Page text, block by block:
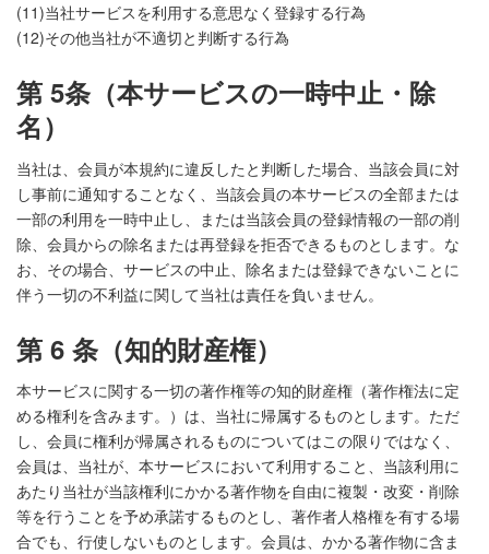
(11)当社サービスを利用する意思なく登録する行為
(12)その他当社が不適切と判断する行為
第 5条（本サービスの一時中止・除
名）
当社は、会員が本規約に違反したと判断した場合、当該会員に対
し事前に通知することなく、当該会員の本サービスの全部または
一部の利用を一時中止し、または当該会員の登録情報の一部の削
除、会員からの除名または再登録を拒否できるものとします。な
お、その場合、サービスの中止、除名または登録できないことに
伴う一切の不利益に関して当社は責任を負いません。
第 6 条（知的財産権）
本サービスに関する一切の著作権等の知的財産権（著作権法に定
める権利を含みます。）は、当社に帰属するものとします。ただ
し、会員に権利が帰属されるものについてはこの限りではなく、
会員は、当社が、本サービスにおいて利用すること、当該利用に
あたり当社が当該権利にかかる著作物を自由に複製・改変・削除
等を行うことを予め承諾するものとし、著作者人格権を有する場
合でも、行使しないものとします。会員は、かかる著作物に含ま